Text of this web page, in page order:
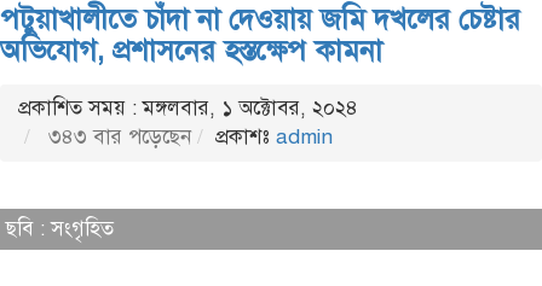
পটুয়াখালীতে চাঁদা না দেওয়ায় জমি দখলের চেষ্টার
অভিযোগ, প্রশাসনের হস্তক্ষেপ কামনা
প্রকাশিত সময় : মঙ্গলবার, ১ অক্টোবর, ২০২৪
৩৪৩ বার পড়েছেন
প্রকাশঃ admin
ছবি : সংগৃহিত